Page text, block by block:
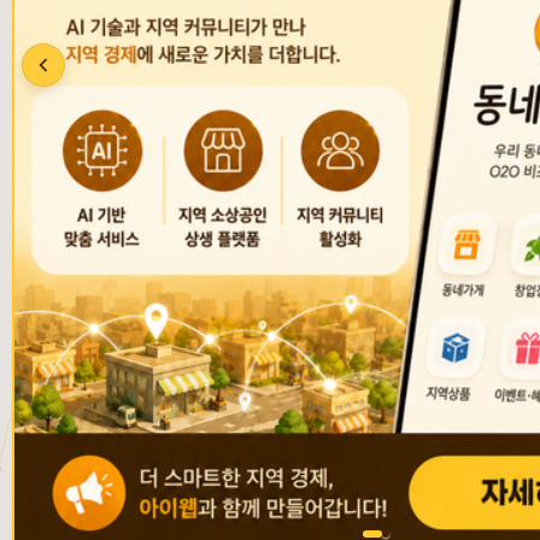
1일 동안 열지않기